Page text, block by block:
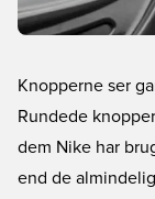
Knopperne ser
Rundede
dem Nike har
end de